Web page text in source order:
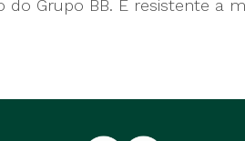
Grupo BB. É resistente a